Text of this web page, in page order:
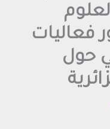
فعاليات
حول